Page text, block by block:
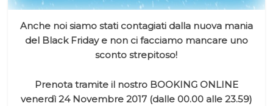
Anche noi siamo stati contagiati dalla nuova mania
del Black Friday e non ci facciamo mancare uno
sconto strepitoso!
Prenota tramite il nostro BOOKING ONLINE
venerdì 24 Novembre 2017 (dalle 00.00 alle 23.59)